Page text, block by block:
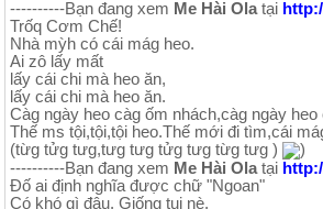
----------Bạn đang xem Me Hài Ola tại
Trốq Cơm Chế!
Nhà mỳh có cái mág heo.
Ai zô lấy mất
lấy cái chi mà heo ăn,
lấy cái chi mà heo ăn.
Càg ngày heo càg ốm nhách,càg ngày
Thế ms tội,tội,tội heo.Thế mới đi tìm,cái
(từg tửg tưg,tưg tưg tửg tưg từg tưg )
)
----------Bạn đang xem Me Hài Olatại
Đố ai định nghĩa được chữ "Ngoan"
Có khó gì đâu. Giống tui nè.